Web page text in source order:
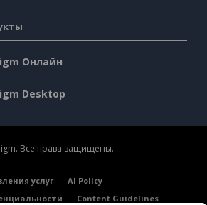
Онлайн
Desktop
Все права защищены.
услуг
AI Policy
Content Guidelines